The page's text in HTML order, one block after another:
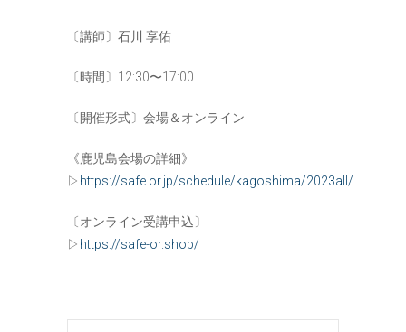
入会について
開運MAPS
〔講師〕石川 享佑
〔時間〕12:30〜17:00
〔開催形式〕会場＆オンライン
《鹿児島会場の詳細》
▷ https://safe.or.jp/schedule/kagoshima/2023all/
〔オンライン受講申込〕
▷ https://safe-or.shop/